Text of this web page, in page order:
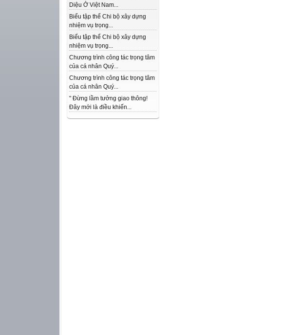
Diệu Ở Việt Nam...
Biểu tập thể Chi bộ xây dựng
nhiệm vụ trọng...
Biểu tập thể Chi bộ xây dựng
nhiệm vụ trọng...
Chương trình công tác trọng tâm
của cá nhân Quý...
Chương trình công tác trọng tâm
của cá nhân Quý...
" Đừng lầm tưởng giao thông!
Đây mới là điều khiến...